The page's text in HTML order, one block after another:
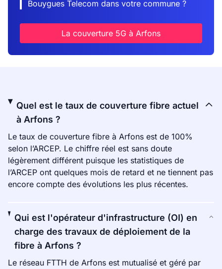
Bouygues Telecom dans votre commune ?
La couverture 5G à Arfons
Quel est le taux de couverture fibre actuel
à Arfons ?
Le taux de couverture fibre à Arfons est de 100%
selon l’ARCEP. Le chiffre réel est sans doute
légèrement différent puisque les statistiques de
l’ARCEP ont quelques mois de retard et ne tiennent pas
encore compte des évolutions les plus récentes.
Qui est l'opérateur d'infrastructure (OI) en
charge des travaux de déploiement de la
fibre à Arfons ?
Le réseau FTTH de Arfons est mutualisé et géré par